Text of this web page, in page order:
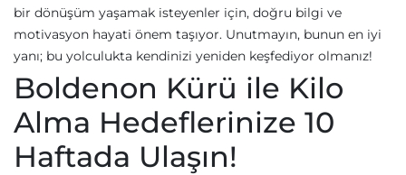
bir dönüşüm yaşamak isteyenler için, doğru bilgi ve
motivasyon hayati önem taşıyor. Unutmayın, bunun en iyi
yanı; bu yolculukta kendinizi yeniden keşfediyor olmanız!
Boldenon Kürü ile Kilo
Alma Hedeflerinize 10
Haftada Ulaşın!